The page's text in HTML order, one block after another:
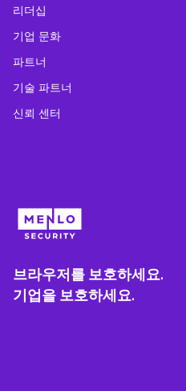
리더십
기업 문화
파트너
기술 파트너
신뢰 센터
브라우저를 보호하세요.
기업을 보호하세요.